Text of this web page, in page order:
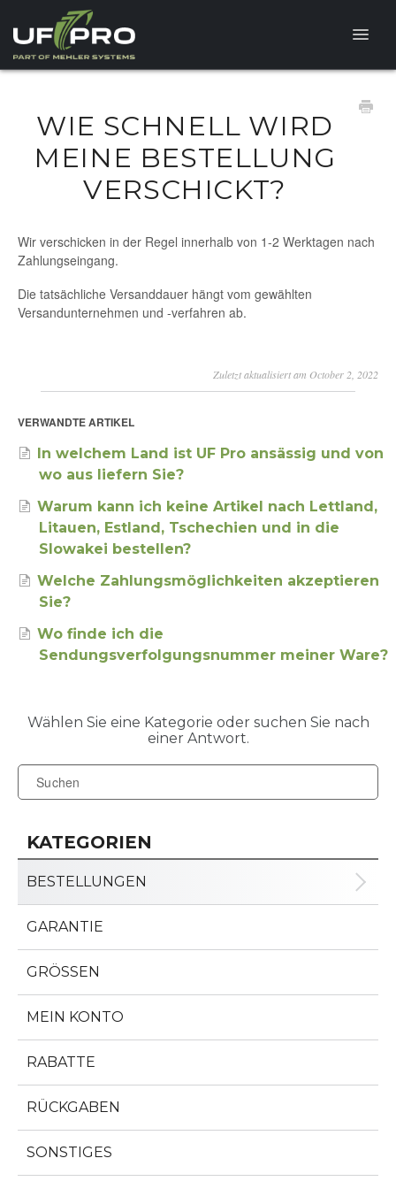
Toggle
PRODUKTFRAGEN
WIE SCHNELL WIRD
MEINE BESTELLUNG
VERSCHICKT?
Wir verschicken in der Regel innerhalb von 1-2 Werktagen nach
Zahlungseingang.
Die tatsächliche Versanddauer hängt vom gewählten
Versandunternehmen und -verfahren ab.
Zuletzt aktualisiert am October 2, 2022
VERWANDTE ARTIKEL
In welchem Land ist UF Pro ansässig und von
wo aus liefern Sie?
Warum kann ich keine Artikel nach Lettland,
Litauen, Estland, Tschechien und in die
Slowakei bestellen?
Welche Zahlungsmöglichkeiten akzeptieren
Sie?
Wo finde ich die
Sendungsverfolgungsnummer meiner Ware?
KATEGORIEN
BESTELLUNGEN
GARANTIE
GRÖSSEN
MEIN KONTO
RABATTE
RÜCKGABEN
SONSTIGES